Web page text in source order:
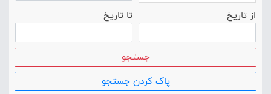
از تاریخ تا تاریخ
جستجو
پاک کردن جستجو